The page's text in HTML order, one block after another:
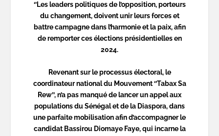
‘’Les leaders politiques de l’opposition, porteurs
du changement, doivent unir leurs forces et
battre campagne dans l’harmonie et la paix, afin
de remporter ces élections présidentielles en
2024.
Revenant sur le processus électoral, le
coordinateur national du Mouvement ‘’Tabax Sa
Rew’’, n’a pas manqué de lancer un appel aux
populations du Sénégal et de la Diaspora, dans
une parfaite mobilisation afin d’accompagner le
candidat Bassirou Diomaye Faye, qui incarne la